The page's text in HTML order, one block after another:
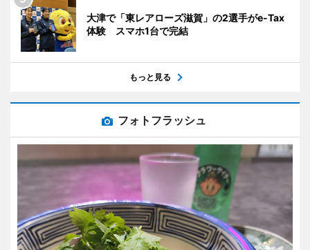
大津で「東レアローズ滋賀」の2選手がe-Tax
体験 スマホ1台で完結
もっと見る
フォトフラッシュ